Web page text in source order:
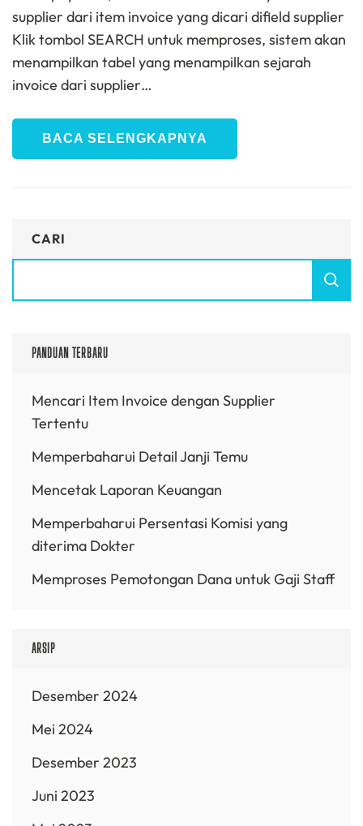
supplier dari item invoice yang dicari difield supplier
Klik tombol SEARCH untuk memproses, sistem akan
menampilkan tabel yang menampilkan sejarah
invoice dari supplier…
BACA SELENGKAPNYA
CARI
PANDUAN TERBARU
Mencari Item Invoice dengan Supplier
Tertentu
Memperbaharui Detail Janji Temu
Mencetak Laporan Keuangan
Memperbaharui Persentasi Komisi yang
diterima Dokter
Memproses Pemotongan Dana untuk Gaji Staff
ARSIP
Desember 2024
Mei 2024
Desember 2023
Juni 2023